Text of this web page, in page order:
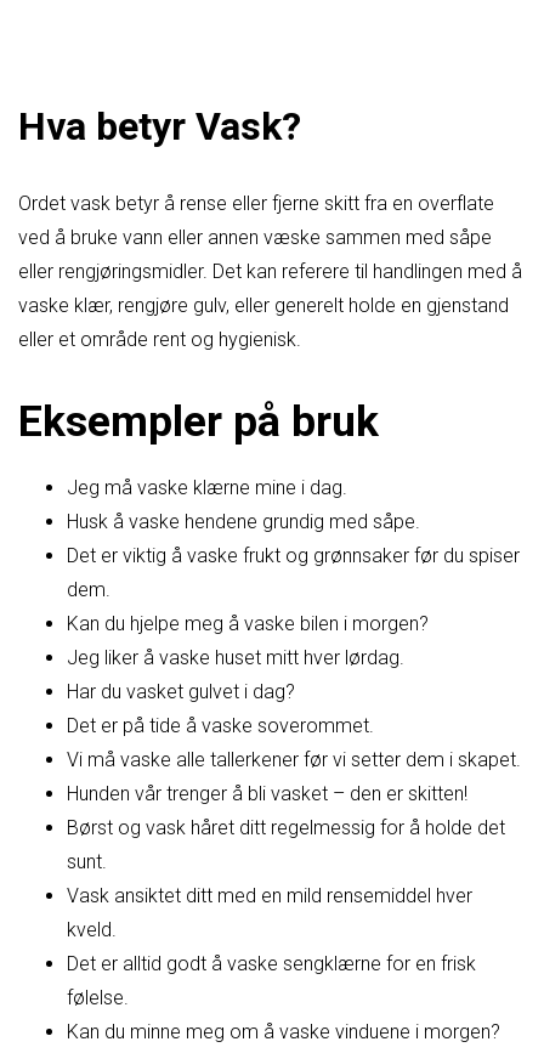
Hva betyr Vask?
Ordet vask betyr å rense eller fjerne skitt fra en overflate
ved å bruke vann eller annen væske sammen med såpe
eller rengjøringsmidler. Det kan referere til handlingen med å
vaske klær, rengjøre gulv, eller generelt holde en gjenstand
eller et område rent og hygienisk.
Eksempler på bruk
Jeg må vaske klærne mine i dag.
Husk å vaske hendene grundig med såpe.
Det er viktig å vaske frukt og grønnsaker før du spiser
dem.
Kan du hjelpe meg å vaske bilen i morgen?
Jeg liker å vaske huset mitt hver lørdag.
Har du vasket gulvet i dag?
Det er på tide å vaske soverommet.
Vi må vaske alle tallerkener før vi setter dem i skapet.
Hunden vår trenger å bli vasket – den er skitten!
Børst og vask håret ditt regelmessig for å holde det
sunt.
Vask ansiktet ditt med en mild rensemiddel hver
kveld.
Det er alltid godt å vaske sengklærne for en frisk
følelse.
Kan du minne meg om å vaske vinduene i morgen?